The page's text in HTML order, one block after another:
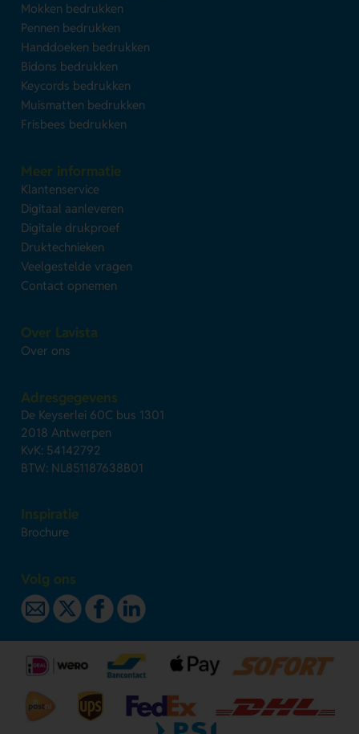
Mokken bedrukken
Pennen bedrukken
Handdoeken bedrukken
Bidons bedrukken
Keycords bedrukken
Muismatten bedrukken
Frisbees bedrukken
Meer informatie
Klantenservice
Digitaal aanleveren
Digitale drukproef
Druktechnieken
Veelgestelde vragen
Contact opnemen
Over Lavista
Over ons
Adresgegevens
De Keyserlei 60C bus 1301
2018 Antwerpen
KvK: 54142792
BTW: NL851187638B01
Inspiratie
Brochure
Volg ons